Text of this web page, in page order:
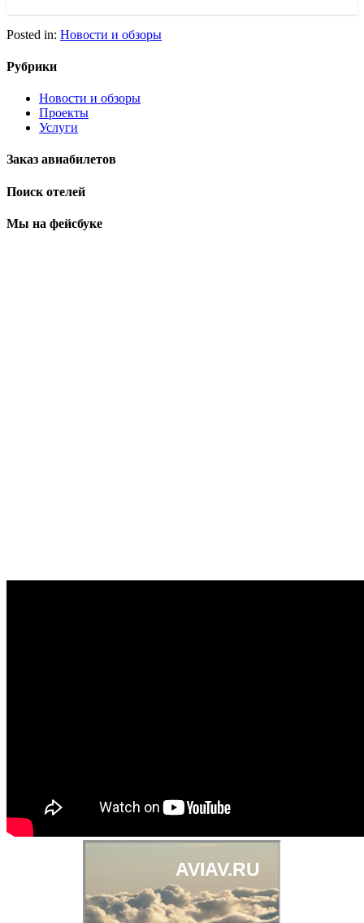
Posted in: Новости и обзоры
Рубрики
Новости и обзоры
Проекты
Услуги
Заказ авиабилетов
Поиск отелей
Мы на фейсбуке